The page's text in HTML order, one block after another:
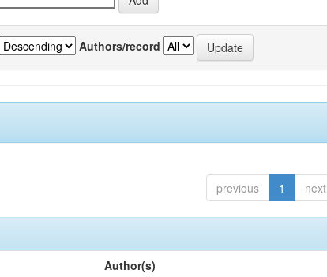
Authors/record
previous 1 next
Author(s)